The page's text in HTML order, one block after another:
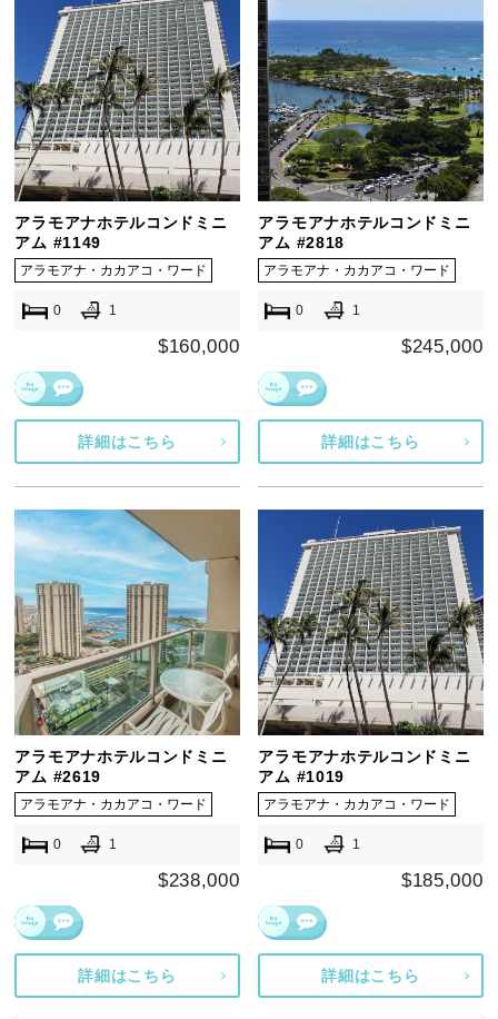
アラモアナホテルコンドミニ
アム #1149
アラモアナ・カカアコ・ワード
0 1
$160,000
詳細はこちら
アラモアナホテルコンドミニ
アム #2818
アラモアナ・カカアコ・ワード
0 1
$245,000
詳細はこちら
アラモアナホテルコンドミニ
アム #2619
アラモアナ・カカアコ・ワード
0 1
$238,000
詳細はこちら
アラモアナホテルコンドミニ
アム #1019
アラモアナ・カカアコ・ワード
0 1
$185,000
詳細はこちら